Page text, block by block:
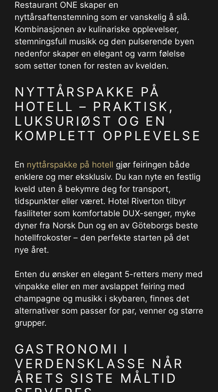
Restaurant ONE skaper en
nyttårsaftenstemning som er vanskelig å slå.
Kombinasjonen av kulinariske opplevelser,
stemningsfull musikk og den pulserende byen
nedenfor skaper en elegant og varm følelse
som setter tonen for resten av kvelden.
NYTTÅRSPAKKE PÅ
HOTELL – PRAKTISK,
LUKSURIØST OG EN
KOMPLETT OPPLEVELSE
En nyttårspakke på hotell gjør feiringen både
enklere og mer eksklusiv. Du kan nyte en festlig
kveld uten å bekymre deg for transport,
tidspunkter eller været. Hotel Riverton tilbyr
fasiliteter som komfortable DUX-senger, myke
dyner fra Norsk Dun og en av Göteborgs beste
hotellfrokoster – den perfekte starten på det
nye året.
Enten du ønsker en elegant 5-retters meny med
vinpakke eller en mer avslappet feiring med
champagne og musikk i skybaren, finnes det
alternativer som passer for par, venner og større
grupper.
GASTRONOMI I
VERDENSKLASSE NÅR
ÅRETS SISTE MÅLTID